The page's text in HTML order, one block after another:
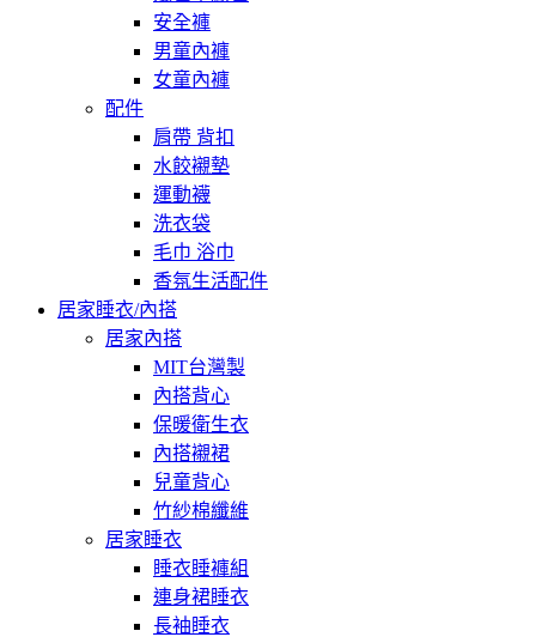
安全褲
男童內褲
女童內褲
配件
肩帶 背扣
水餃襯墊
運動襪
洗衣袋
毛巾 浴巾
香氛生活配件
居家睡衣/內搭
居家內搭
MIT台灣製
內搭背心
保暖衛生衣
內搭襯裙
兒童背心
竹紗棉纖維
居家睡衣
睡衣睡褲組
連身裙睡衣
長袖睡衣